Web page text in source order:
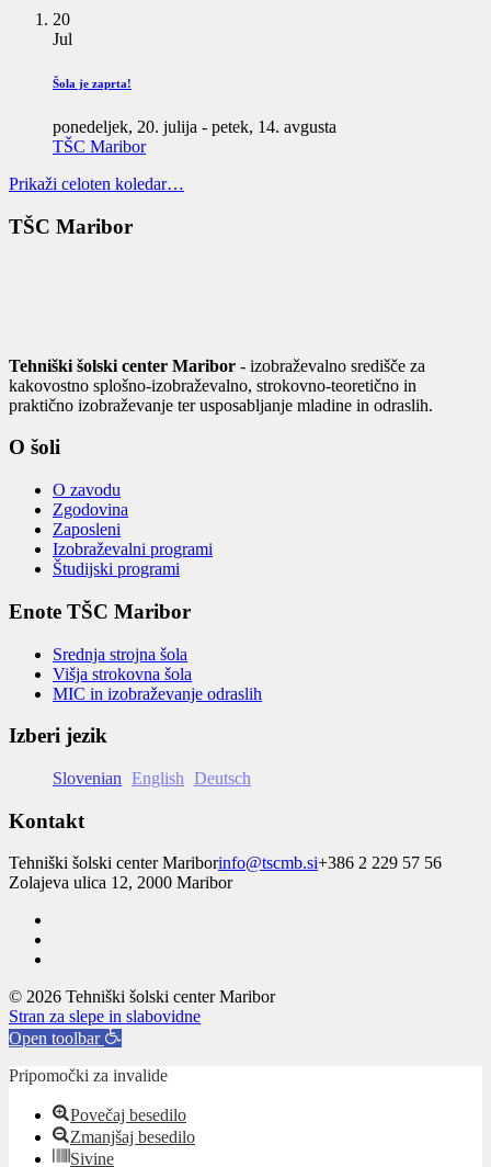
20
Jul
Šola je zaprta!
ponedeljek, 20. julija - petek, 14. avgusta
TŠC Maribor
Prikaži celoten koledar…
TŠC Maribor
Tehniški šolski center Maribor - izobraževalno središče za
kakovostno splošno-izobraževalno, strokovno-teoretično in
praktično izobraževanje ter usposabljanje mladine in odraslih.
O šoli
O zavodu
Zgodovina
Zaposleni
Izobraževalni programi
Študijski programi
Enote TŠC Maribor
Srednja strojna šola
Višja strokovna šola
MIC in izobraževanje odraslih
Izberi jezik
Slovenian English Deutsch
Kontakt
Tehniški šolski center Mariborinfo@tscmb.si+386 2 229 57 56
Zolajeva ulica 12, 2000 Maribor
© 2026 Tehniški šolski center Maribor
Stran za slepe in slabovidne
Open toolbar
Pripomočki za invalide
Povečaj besedilo
Zmanjšaj besedilo
Sivine